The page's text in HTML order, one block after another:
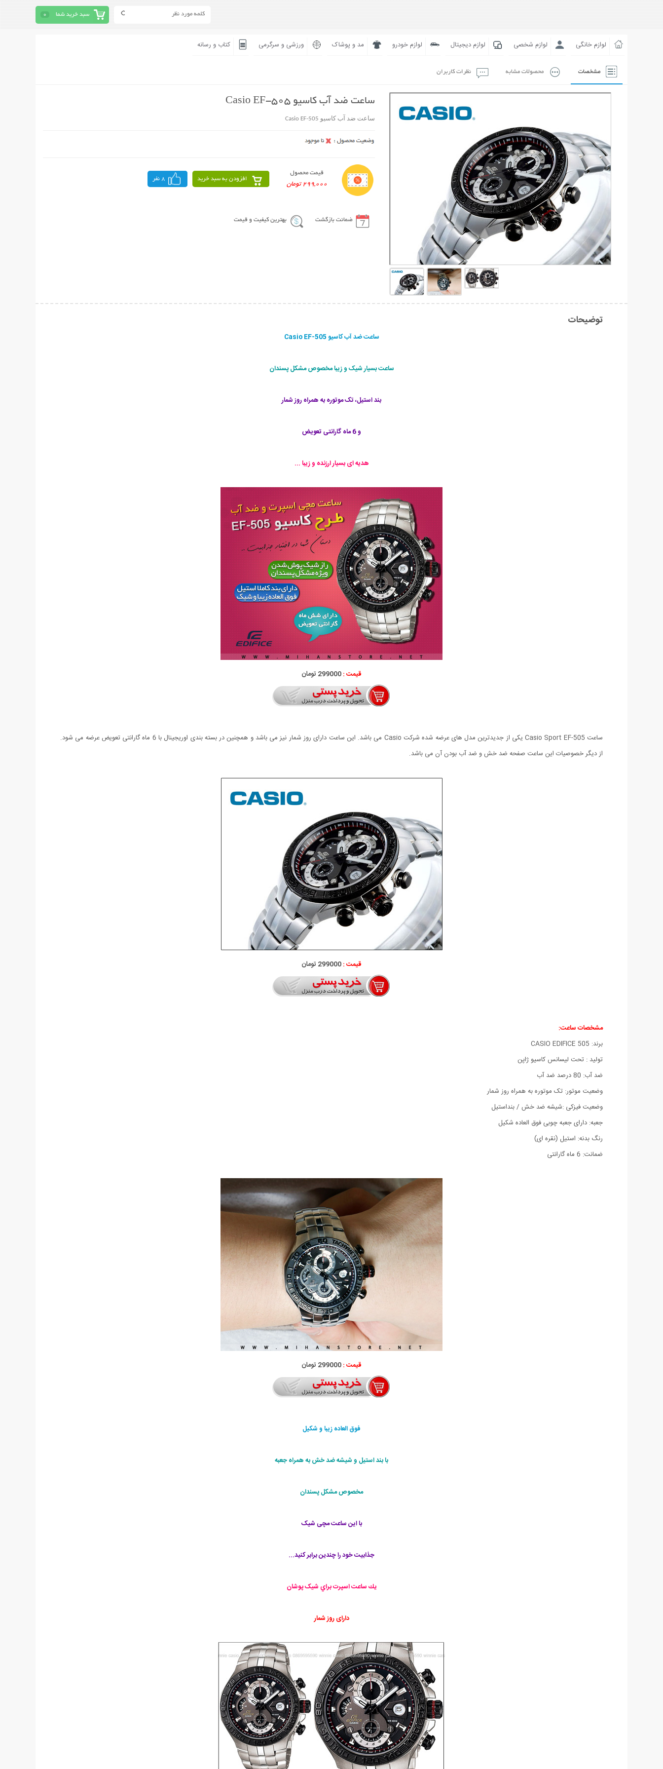
سبد خرید شما 0
لوازم خانگی لوازم شخصی لوازم دیجیتال لوازم خودرو مد و پوشاک ورزشی و سرگرمی کتاب و رسانه
مشخصات محصولات مشابه نظرات کاربران
ساعت ضد آب کاسیو Casio EF-505
ساعت ضد آب کاسیو Casio EF-505
قیمت محصول
299,000 تومان
افزودن به سبد خرید 8 نفر
ضمانت بازگشت بهترین کیفیت و قیمت
توضیحات
ساعت ضد آب کاسیو Casio EF-505
ساعت بسیار شیک و زیبا مخصوص مشکل پسندان
بند استیل، تک موتوره به همراه روز شمار
و 6 ماه گارانتی تعویض
هدیه ای بسیار ارزنده و زیبا ...
قیمت :299000 تومان
ساعت Casio Sport EF-505 یکی از جدیدترین مدل های عرضه شده شرکت Casio می باشد. این ساعت دارای روز شمار نیز می باشد و همچنین در بسته بندی اوریجینال با 6 ماه گارانتی تعویض عرضه می شود.
از دیگر خصوصیات این ساعت صفحه ضد خش و ضد آب بودن آن می باشد.
قیمت :299000 تومان
مشخصات ساعت:
برند: CASIO EDIFICE 505
تولید : تحت لیسانس کاسیو ژاپن
ضد آب: 80 درصد ضد آب
وضعیت موتور: تک موتوره به همراه روز شمار
وضعیت فیزکی :شیشه ضد خش / بنداستیل
جعبه: دارای جعبه چوبی فوق العاده شکیل
رنگ بدنه: استیل (نقره ای)
ضمانت: 6 ماه گارانتی
قیمت :299000 تومان
فوق العاده زیبا و شکیل
با بند استیل و شیشه ضد خش به همراه جعبه
مخصوص مشکل پسندان
با این ساعت مچی شیک
جذابیت خود را چندین برابر کنید...
يك ساعت اسپرت براي شیک پوشان
دارای روز شمار